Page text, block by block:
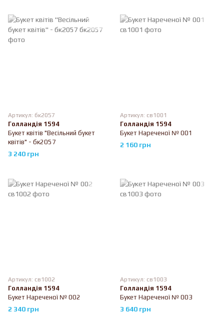
Артикул: бк2057
Голландія 1594
Букет квітів "Весільний букет
квітів" - бк2057
3 240 грн
Артикул: св1001
Голландія 1594
Букет Нареченої № 001
2 160 грн
Артикул: св1002
Голландія 1594
Букет Нареченої № 002
2 340 грн
Артикул: св1003
Голландія 1594
Букет Нареченої № 003
3 640 грн